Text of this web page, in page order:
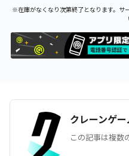
※在庫がなくなり次第終了となります。サ
クレーンゲ
この記事は複数